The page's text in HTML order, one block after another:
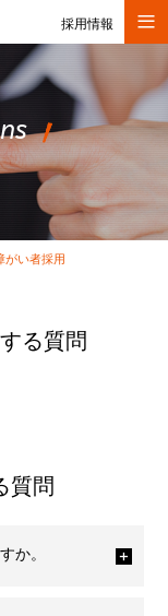
採用情報
がい者採用
る質問
質問
か。